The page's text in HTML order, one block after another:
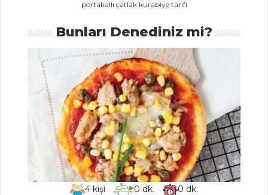
Baharatlı Salata
Maskolin Salatası
Üç Renkli Baton
Salata
Salatalar Tüm
Tarifleri
BALIK
YEMEKLERI
portakallı çatlak kurabiye tarifi
Bunları Denediniz mi?
4kişi 0 dk. 0 dk.